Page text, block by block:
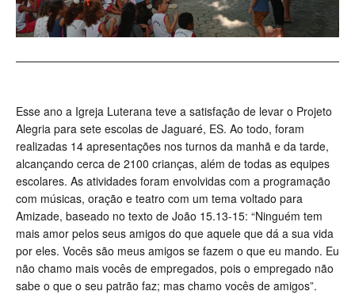
Esse ano a Igreja Luterana teve a satisfação de levar o Projeto
Alegria para sete escolas de Jaguaré, ES. Ao todo, foram
realizadas 14 apresentações nos turnos da manhã e da tarde,
alcançando cerca de 2100 crianças, além de todas as equipes
escolares. As atividades foram envolvidas com a programação
com músicas, oração e teatro com um tema voltado para
Amizade, baseado no texto de João 15.13-15: “Ninguém tem
mais amor pelos seus amigos do que aquele que dá a sua vida
por eles. Vocês são meus amigos se fazem o que eu mando. Eu
não chamo mais vocês de empregados, pois o empregado não
sabe o que o seu patrão faz; mas chamo vocês de amigos”.